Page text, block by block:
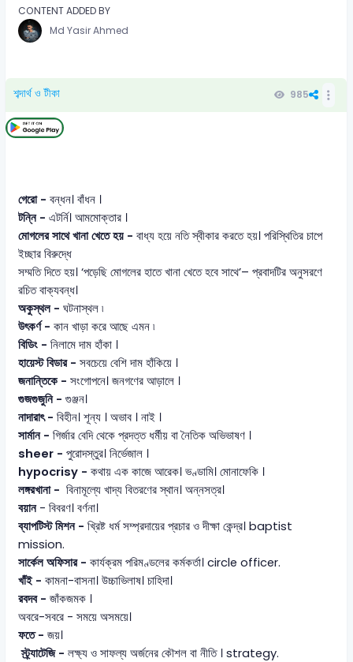
CONTENT ADDED BY
Md Yasir Ahmed
শব্দার্থ ও টীকা 985
গেরো - বন্ধন। বাঁধন ।
টন্নি - এটর্নি। আমমোক্তার ।
মোগলের সাথে খানা খেতে হয় - বাধ্য হয়ে নতি স্বীকার করতে হয়। পরিস্থিতির চাপে
ইচ্ছার বিরুদ্ধে
সম্মতি দিতে হয়। ‘পড়েছি মোগলের হাতে খানা খেতে হবে সাথে’– প্রবাদটির অনুসরণে
রচিত বাক্যবন্ধ।
অকুস্থল - ঘটনাস্থল ৷
উৎকর্ণ -কান খাড়া করে আছে এমন ৷
বিডিং - নিলামে দাম হাঁকা ।
হায়েস্ট বিডার -সবচেয়ে বেশি দাম হাঁকিয়ে ।
জনান্তিকে - সংগোপনে। জনগণের আড়ালে ।
গুজগুজুনি -গুঞ্জন।
নাদারাৎ - বিহীন। শূন্য । অভাব । নাই ।
সার্মান - গির্জার বেদি থেকে প্রদত্ত ধর্মীয় বা নৈতিক অভিভাষণ ।
sheer -পুরোদস্তুর। নির্ভেজাল ।
hypocrisy -কথায় এক কাজে আরেক। ভণ্ডামি। মোনাফেকি ।
লঙ্গরখানা - বিনামূল্যে খাদ্য বিতরণের স্থান। অন্নসত্র।
বয়ান - বিবরণ। বর্ণনা।
ব্যাপটিস্ট মিশন - খ্রিষ্ট ধর্ম সম্প্রদায়ের প্রচার ও দীক্ষা কেন্দ্র। baptist
mission.
সার্কেল অফিসার -কার্যক্রম পরিমণ্ডলের কর্মকর্তা। circle officer.
খাঁই - কামনা-বাসনা। উচ্চাভিলাষ। চাহিদা।
রবদব -জাঁকজমক ।
অবরে-সবরে - সময়ে অসময়ে।
ফতে -জয়।
স্ট্র্যাটেজি -লক্ষ্য ও সাফল্য অর্জনের কৌশল বা নীতি । strategy.